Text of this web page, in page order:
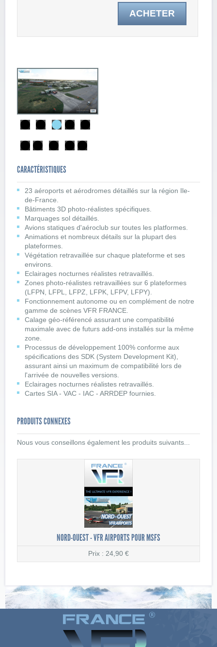
ACHETER
CARACTÉRISTIQUES
23 aéroports et aérodromes détaillés sur la région Ile-
de-France.
Bâtiments 3D photo-réalistes spécifiques.
Marquages sol détaillés.
Avions statiques d'aéroclub sur toutes les platformes.
Animations et nombreux détails sur la plupart des
plateformes.
Végétation retravaillée sur chaque plateforme et ses
environs.
Eclairages nocturnes réalistes retravaillés.
Zones photo-réalistes retravaillées sur 6 plateformes
(LFPN, LFPL, LFPZ, LFPK, LFPV, LFPY).
Fonctionnement autonome ou en complément de notre
gamme de scènes VFR FRANCE.
Calage géo-référencé assurant une compatibilité
maximale avec de futurs add-ons installés sur la même
zone.
Processus de développement 100% conforme aux
spécifications des SDK (System Development Kit),
assurant ainsi un maximum de compatibilité lors de
l'arrivée de nouvelles versions.
Eclairages nocturnes réalistes retravaillés.
Cartes SIA - VAC - IAC - ARRDEP fournies.
PRODUITS CONNEXES
Nous vous conseillons également les produits suivants...
NORD-OUEST - VFR AIRPORTS POUR MSFS
Prix : 24,90 €